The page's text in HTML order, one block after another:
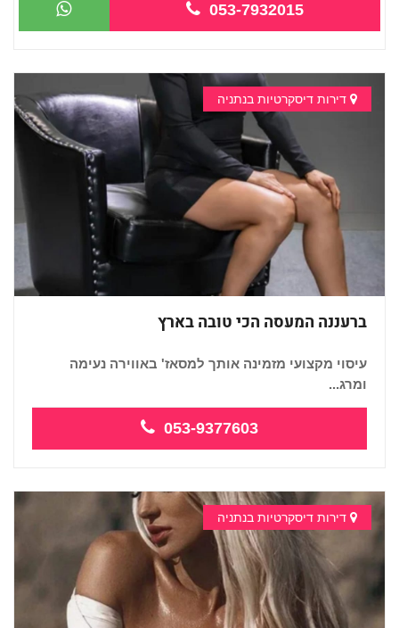
053-7932015
דירות דיסקרטיות בנתניה
ברעננה המעסה הכי טובה בארץ
עיסוי מקצועי מזמינה אותך למסאז' באווירה נעימה
ומרג...
053-9377603
דירות דיסקרטיות בנתניה